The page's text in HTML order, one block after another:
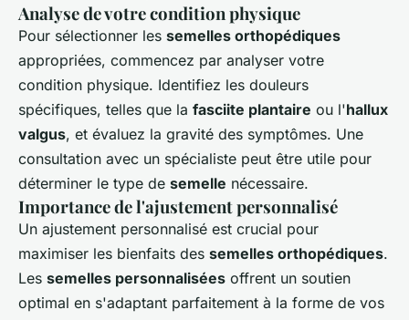
Analyse de votre condition physique
Pour sélectionner les semelles orthopédiques
appropriées, commencez par analyser votre
condition physique. Identifiez les douleurs
spécifiques, telles que la fasciite plantaire ou l'hallux
valgus, et évaluez la gravité des symptômes. Une
consultation avec un spécialiste peut être utile pour
déterminer le type de semelle nécessaire.
Importance de l'ajustement personnalisé
Un ajustement personnalisé est crucial pour
maximiser les bienfaits des semelles orthopédiques.
Les semelles personnalisées offrent un soutien
optimal en s'adaptant parfaitement à la forme de vos